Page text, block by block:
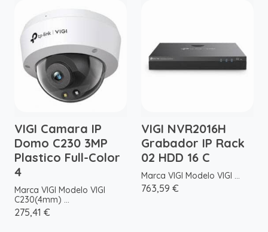
VIGI Camara IP
Domo C230 3MP
Plastico Full-Color
4
Marca VIGI Modelo VIGI
C230(4mm) ...
275,41 €
VIGI NVR2016H
Grabador IP Rack
02 HDD 16 C
Marca VIGI Modelo VIGI ...
763,59 €